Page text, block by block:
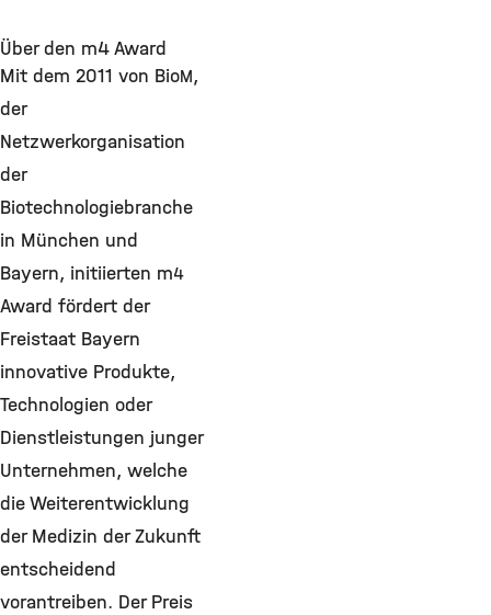
Über den m4 Award
Mit dem 2011 von BioM,
der
Netzwerkorganisation
der
Biotechnologiebranche
in München und
Bayern, initiierten m4
Award fördert der
Freistaat Bayern
innovative Produkte,
Technologien oder
Dienstleistungen junger
Unternehmen, welche
die Weiterentwicklung
der Medizin der Zukunft
entscheidend
vorantreiben. Der Preis